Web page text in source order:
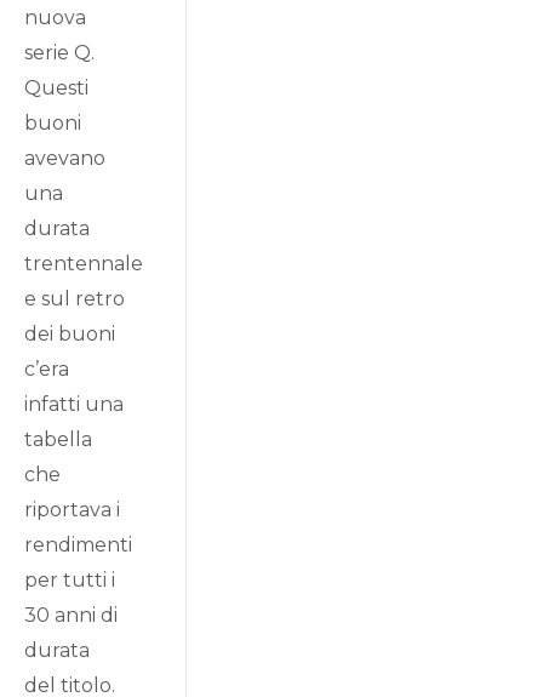
nuova
serie Q.
Questi
buoni
avevano
una
durata
trentennale
e sul retro
dei buoni
c’era
infatti una
tabella
che
riportava i
rendimenti
per tutti i
30 anni di
durata
del titolo.